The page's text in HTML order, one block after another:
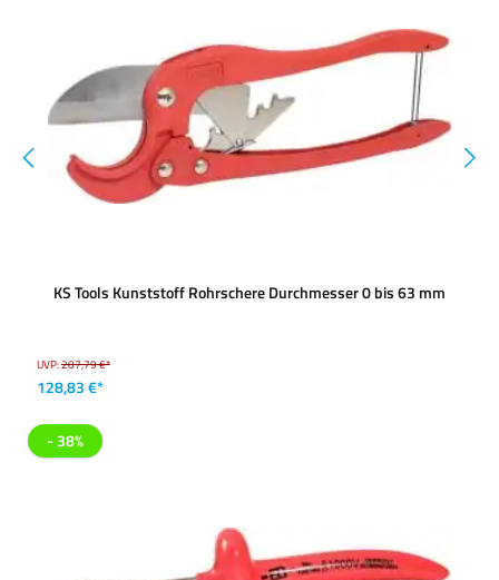
KS Tools Kunststoff Rohrschere Durchmesser 0 bis 63 mm
UVP:207,79 €*
128,83 €*
- 38%